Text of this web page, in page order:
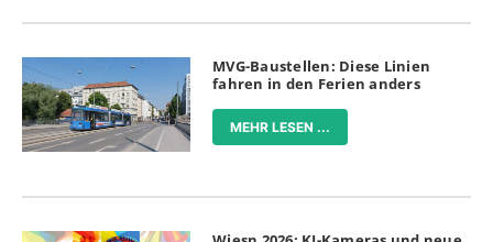
MVG-Baustellen: Diese Linien
fahren in den Ferien anders
MEHR LESEN ...